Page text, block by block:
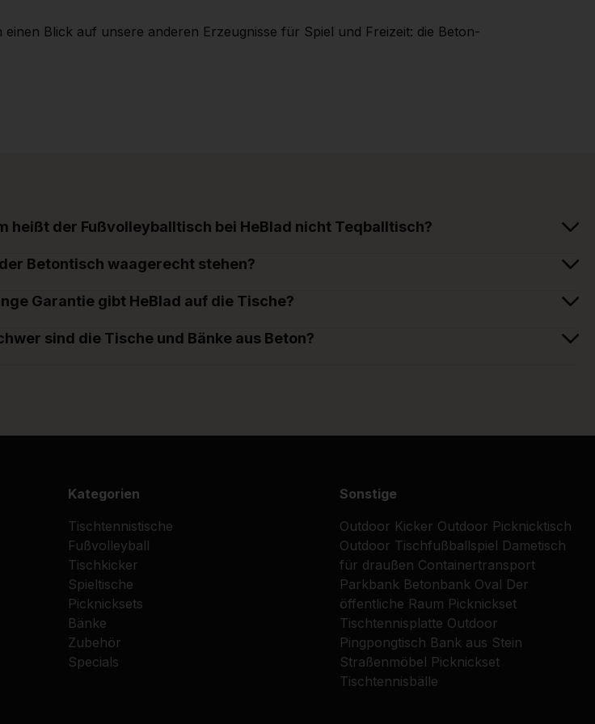
einen Blick auf unsere anderen Erzeugnisse für Spiel und Freizeit: die Beton-
heißt der Fußvolleyballtisch bei HeBlad nicht Teqballtisch?
Betontisch waagerecht stehen?
Garantie gibt HeBlad auf die Tische?
sind die Tische und Bänke aus Beton?
Kategorien
Tischtennistische
Fußvolleyball
Tischkicker
Spieltische
Picknicksets
Bänke
Zubehör
Specials
Sonstige
Outdoor Kicker Outdoor Picknicktisch
Outdoor Tischfußballspiel Dametisch
für draußen Containertransport
Parkbank Betonbank Oval Der
öffentliche Raum Picknickset
Tischtennisplatte Outdoor
Pingpongtisch Bank aus Stein
Straßenmöbel Picknickset
Tischtennisbälle